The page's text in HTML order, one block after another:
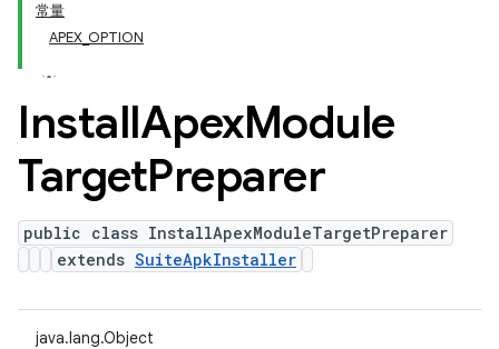
常量
APEX_OPTION
InstallApexModule
TargetPreparer
public class InstallApexModuleTargetPreparer
extends SuiteApkInstaller
java.lang.Object